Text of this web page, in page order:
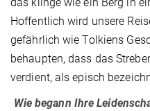
das klinge wie ein Berg in
Hoffentlich wird unsere
gefährlich wie Tolkiens
behaupten, dass das
verdient, als episch
Wie begann Ihre